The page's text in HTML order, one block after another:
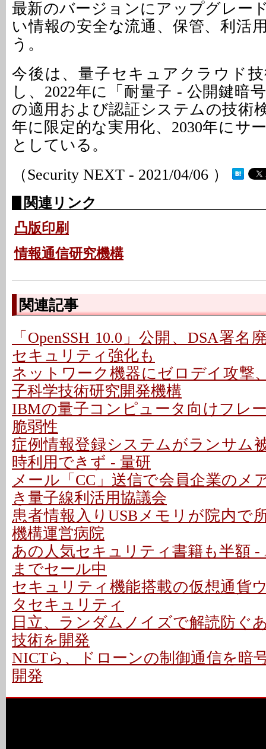
最新のバージョンにアップグレー
い情報の安全な流通、保管、利活
う。
今後は、量子セキュアクラウド
し、2022年に「耐量子 - 公開鍵暗
の適用および認証システムの技術
年に限定的な実用化、2030年にサ
としている。
（Security NEXT - 2021/04/06 ）
関連リンク
凸版印刷
情報通信研究機構
関連記事
「OpenSSH 10.0」公開、DSA署
セキュリティ強化も
ネットワーク機器にゼロデイ攻撃
子科学技術研究開発機構
IBMの量子コンピュータ向けフレ
脆弱性
症例情報登録システムがランサム
時利用できず - 量研
メール「CC」送信で会員企業のメ
き量子線利活用協議会
患者情報入りUSBメモリが院内で
機構運営病院
あの人気セキュリティ書籍も半額 -
までセール中
セキュリティ機能搭載の仮想通貨
タセキュリティ
日立、ランダムノイズで解読防ぐ
技術を開発
NICTら、ドローンの制御通信を暗
開発